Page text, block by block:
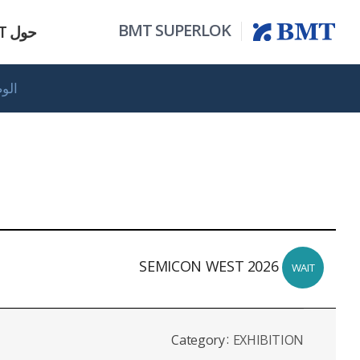
BMT SUPERLOK حول BMT
الوضع الحالي
مرشح
WAIT
SEMICON WEST 2026
Category EXHIBITION